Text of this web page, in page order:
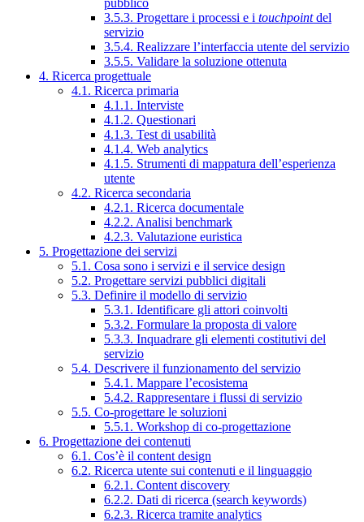
pubblico
3.5.3. Progettare i processi e i touchpointdel
servizio
3.5.4. Realizzare l’interfaccia utente del servizio
3.5.5. Validare la soluzione ottenuta
4. Ricerca progettuale
4.1. Ricerca primaria
4.1.1. Interviste
4.1.2. Questionari
4.1.3. Test di usabilità
4.1.4. Web analytics
4.1.5. Strumenti di mappatura dell’esperienza
utente
4.2. Ricerca secondaria
4.2.1. Ricerca documentale
4.2.2. Analisi benchmark
4.2.3. Valutazione euristica
5. Progettazione dei servizi
5.1. Cosa sono i servizi e il service design
5.2. Progettare servizi pubblici digitali
5.3. Definire il modello di servizio
5.3.1. Identificare gli attori coinvolti
5.3.2. Formulare la proposta di valore
5.3.3. Inquadrare gli elementi costitutivi del
servizio
5.4. Descrivere il funzionamento del servizio
5.4.1. Mappare l’ecosistema
5.4.2. Rappresentare i flussi di servizio
5.5. Co-progettare le soluzioni
5.5.1. Workshop di co-progettazione
6. Progettazione dei contenuti
6.1. Cos’è il content design
6.2. Ricerca utente sui contenuti e il linguaggio
6.2.1. Content discovery
6.2.2. Dati di ricerca (search keywords)
6.2.3. Ricerca tramite analytics